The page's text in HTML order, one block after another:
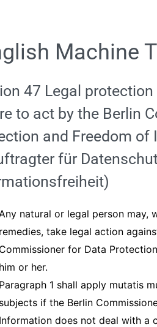
Machine
47 Legal
to act by the Berlin
and Freedom
für
Any natural or legal person may,
remedies, take legal action
Commissioner for Data
him or her.
Paragraph 1 shall apply mutatis
subjects if the Berlin
Information does not deal with a